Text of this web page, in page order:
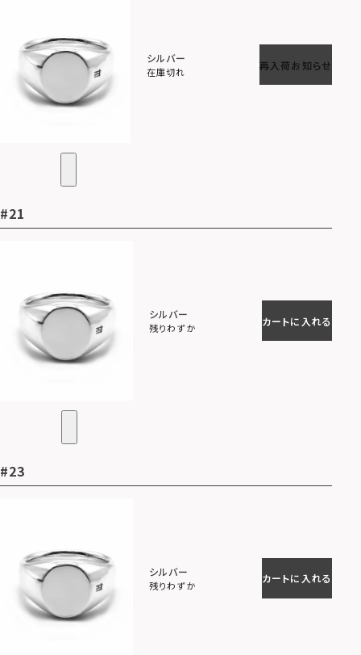
シルバー
在庫切れ
再入荷お知らせ
#21
シルバー
残りわずか
カートに入れる
#23
シルバー
残りわずか
カートに入れる